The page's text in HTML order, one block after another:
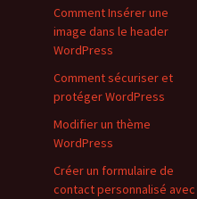
Comment Insérer une
image dans le header
WordPress
Comment sécuriser et
protéger WordPress
Modifier un thème
WordPress
Créer un formulaire de
contact personnalisé avec